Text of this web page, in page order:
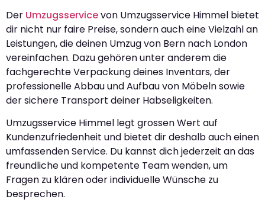
Der Umzugsservicevon Umzugsservice Himmel bietet
dir nicht nur faire Preise, sondern auch eine Vielzahl an
Leistungen, die deinen Umzug von Bern nach London
vereinfachen. Dazu gehören unter anderem die
fachgerechte Verpackung deines Inventars, der
professionelle Abbau und Aufbau von Möbeln sowie
der sichere Transport deiner Habseligkeiten.
Umzugsservice Himmel legt grossen Wert auf
Kundenzufriedenheit und bietet dir deshalb auch einen
umfassenden Service. Du kannst dich jederzeit an das
freundliche und kompetente Team wenden, um
Fragen zu klären oder individuelle Wünsche zu
besprechen.